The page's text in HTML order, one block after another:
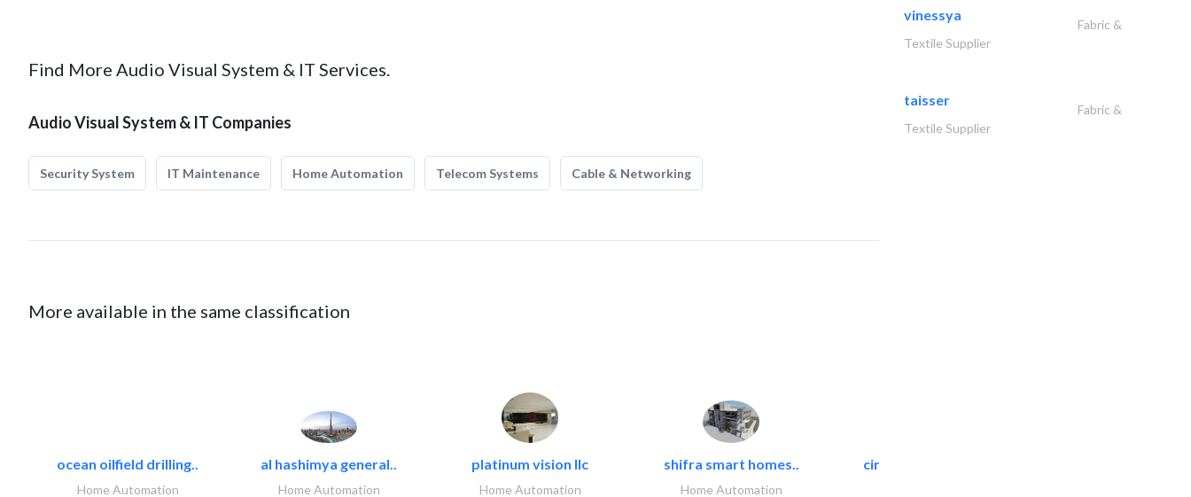
Find More Audio Visual System & IT Services.
Audio Visual System & IT Companies
Security System IT Maintenance Home Automation Telecom Systems Cable & Networking
More available in the same classification
ocean oilfield drilling..
Home Automation
al hashimya general..
Home Automation
platinum vision llc
Home Automation
shifra smart homes..
Home Automation
cinmar lighting house
vinessya
Fabric &
Textile Supplier
taisser
Fabric &
Textile Supplier